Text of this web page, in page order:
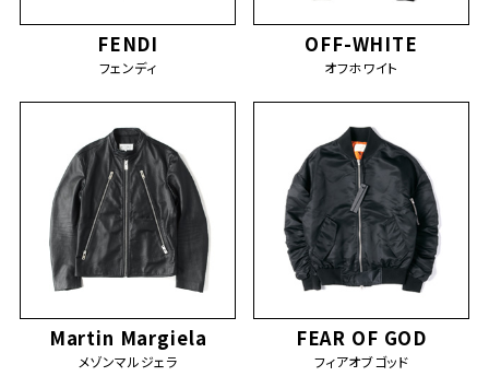
FENDI
フェンディ
OFF-WHITE
オフホワイト
Martin Margiela
メゾンマルジェラ
FEAR OF GOD
フィアオブゴッド